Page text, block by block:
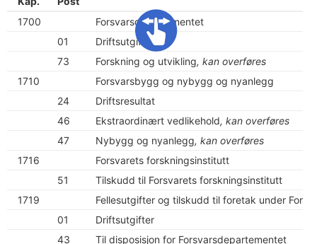
1700
Forsvarsdepartementet
01
Driftsutgifter
73
Forskning og utvikling, kan overføres
1710
Forsvarsbygg og nybygg og nyanlegg
24
Driftsresultat
46
Ekstraordinært vedlikehold, kan overføres
47
Nybygg og nyanlegg, kan overføres
1716
Forsvarets forskningsinstitutt
51
Tilskudd til Forsvarets forskningsinstitutt
1719
Fellesutgifter og tilskudd til foretak under
01
Driftsutgifter
43
Til disposisjon for Forsvarsdepartementet